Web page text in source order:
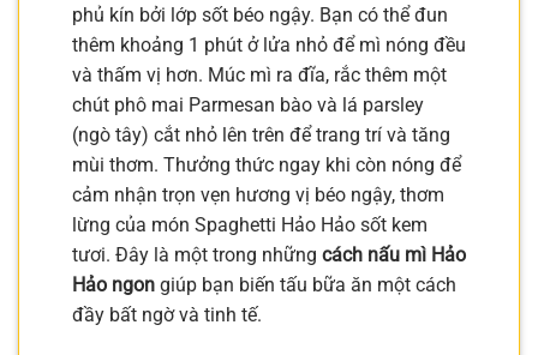
phủ kín bởi lớp sốt béo ngậy. Bạn có thể đun
thêm khoảng 1 phút ở lửa nhỏ để mì nóng đều
và thấm vị hơn. Múc mì ra đĩa, rắc thêm một
chút phô mai Parmesan bào và lá parsley
(ngò tây) cắt nhỏ lên trên để trang trí và tăng
mùi thơm. Thưởng thức ngay khi còn nóng để
cảm nhận trọn vẹn hương vị béo ngậy, thơm
lừng của món Spaghetti Hảo Hảo sốt kem
tươi. Đây là một trong những cách nấu mì Hảo
Hảo ngon giúp bạn biến tấu bữa ăn một cách
đầy bất ngờ và tinh tế.